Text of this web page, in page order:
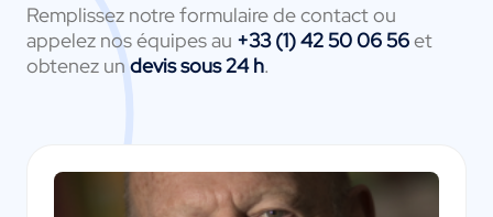
Remplissez notre formulaire de contact ou
appelez nos équipes au +33 (1) 42 50 06 56et
obtenez undevis sous 24 h.